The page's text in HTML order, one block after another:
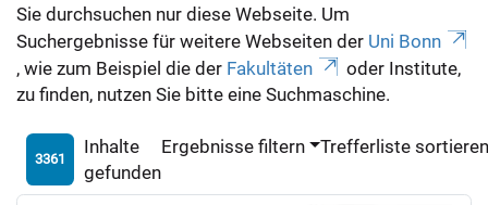
Sie durchsuchen nur diese Webseite. Um
Suchergebnisse für weitere Webseiten der Uni Bonn
, wie zum Beispiel die der Fakultäten
oder Institute,
zu finden, nutzen Sie bitte eine Suchmaschine.
3361
Inhalte
gefunden
Ergebnisse filtern Trefferliste